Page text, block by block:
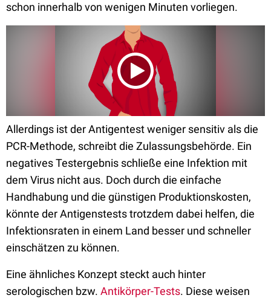
schon innerhalb von wenigen Minuten vorliegen.
Allerdings ist der Antigentest weniger sensitiv als die
PCR-Methode, schreibt die Zulassungsbehörde. Ein
negatives Testergebnis schließe eine Infektion mit
dem Virus nicht aus. Doch durch die einfache
Handhabung und die günstigen Produktionskosten,
könnte der Antigenstests trotzdem dabei helfen, die
Infektionsraten in einem Land besser und schneller
einschätzen zu können.
Eine ähnliches Konzept steckt auch hinter
serologischen bzw. Antikörper-Tests. Diese weisen